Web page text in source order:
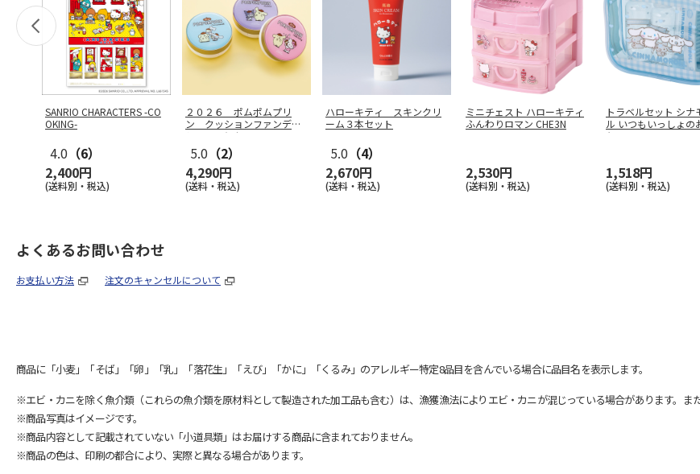
SANRIO CHARACTERS -CO
OKING-
4.0 （6）
2,400円
(送料別・税込)
２０２６ ポムポムプリ
ン クッションファンデー
ション３個セ
5.0 （2）
4,290円
(送料・税込)
ハローキティ スキンクリ
ーム３本セット
5.0 （4）
2,670円
(送料・税込)
ミニチェスト ハローキティ
ふんわりロマン CHE3N
2,530円
(送料別・税込)
トラベルセット シナ
ル いつもいっしょの
ち T
1,518円
(送料別・税込)
よくあるお問い合わせ
お支払い方法 注文のキャンセルについて
商品に「小麦」「そば」「卵」「乳」「落花生」「えび」「かに」「くるみ」のアレルギー特定8品目を含んでいる場合に品目名を表示します。
※エビ・カニを除く魚介類（これらの魚介類を原材料として製造された加工品も含む）は、漁獲漁法によりエビ・カニが混じっている場合があります。ま
※商品写真はイメージです。
※商品内容として記載されていない「小道具類」はお届けする商品に含まれておりません。
※商品の色は、印刷の都合により、実際と異なる場合があります。